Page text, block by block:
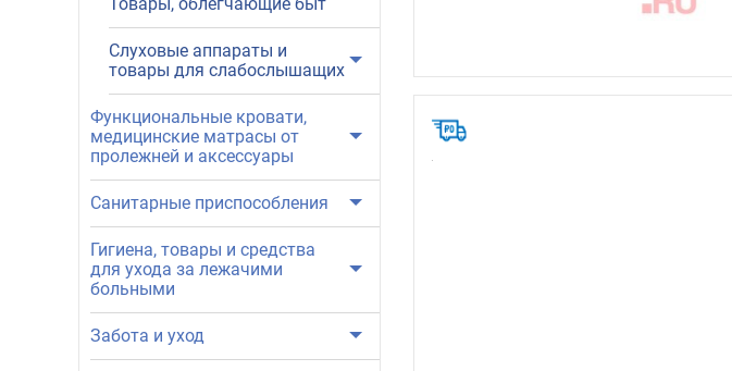
Слуховые аппараты и
товары для слабослышащих
Функциональные кровати,
медицинские матрасы от
пролежней и аксессуары
Санитарные приспособления
Гигиена, товары и средства
для ухода за лежачими
больными
Забота и уход